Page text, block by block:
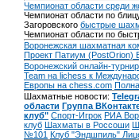
Чемпионат области среди
Чемпионат области по
Загоровского быстрые
Чемпионат области по
Воронежская шахматная
Проект Патиум (PostOrion)
Воронежский онлайн-
Team на lichess к
Европы на chess.com
Шахматные новости:
области Группа
клуб" Спорт-Игрок РИА
клуб Шахматы в Россоши
№101 Клуб "Эндшпиль"